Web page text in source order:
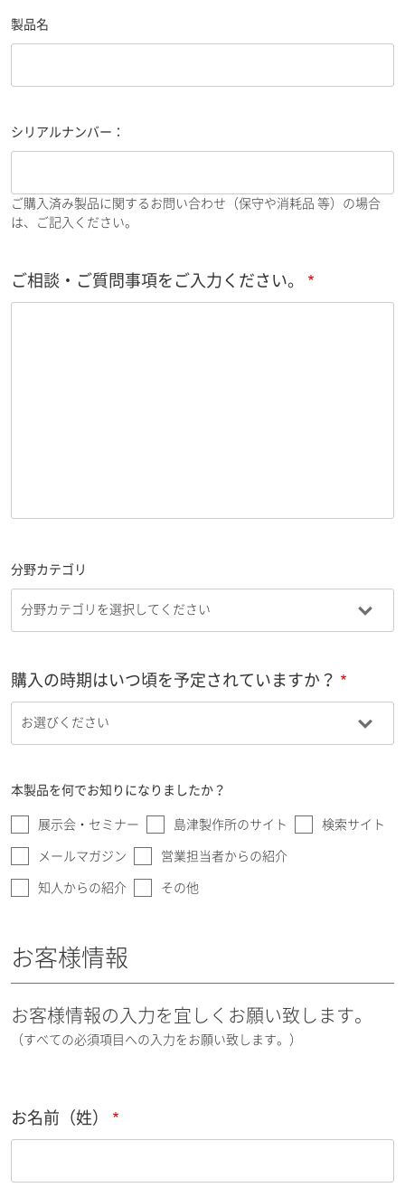
製品名
シリアルナンバー：
ご購入済み製品に関するお問い合わせ（保守や消耗品 等）の場合
は、ご記入ください。
ご相談・ご質問事項をご入力ください。
分野カテゴリ
購入の時期はいつ頃を予定されていますか？
本製品を何でお知りになりましたか？
展示会・セミナー 島津製作所のサイト 検索サイト
メールマガジン 営業担当者からの紹介
知人からの紹介 その他
お客様情報
お客様情報の入力を宜しくお願い致します。
（すべての必須項目への入力をお願い致します。）
お名前（姓）